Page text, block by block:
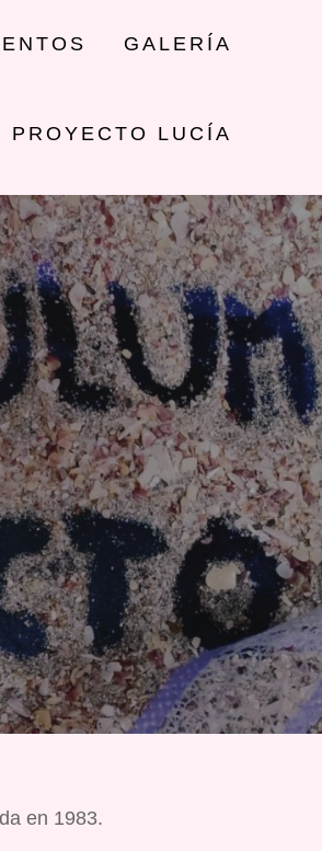
GALERÍA
PROYECTO LUCÍA
en 1983.